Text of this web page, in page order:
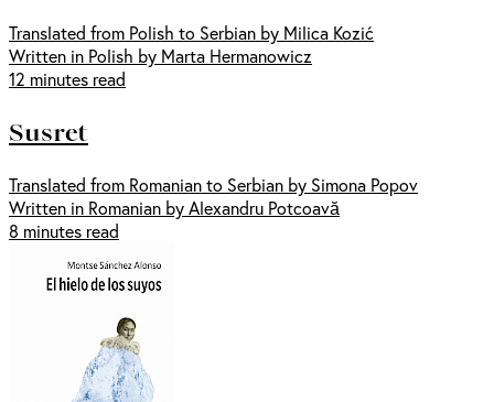
Translated from Polish to Serbian by Milica Kozić
Written in Polish by Marta Hermanowicz
12 minutes read
Susret
Translated from Romanian to Serbian by Simona Popov
Written in Romanian by Alexandru Potcoavă
8 minutes read